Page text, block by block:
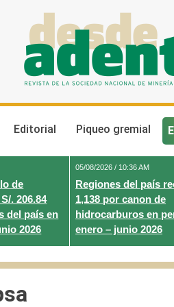
Editorial Piqueo gremial
de
. 206.84
del país en
2026
05/08/2026 / 10:36 AM
Regiones del país
1,138 por canon de
hidrocarburos en
enero – junio 2026